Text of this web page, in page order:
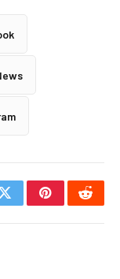
TwitterPinterest